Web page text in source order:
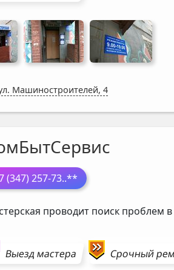
Машиностроителей, 4
(347) 257-73..**
проводит поиск проблем
Выезд мастера Срочный